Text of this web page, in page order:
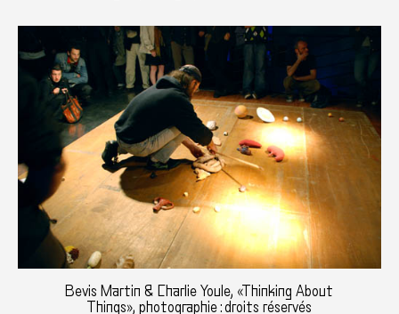
Bevis Martin & Charlie Youle, «Thinking About
Things», photographie : droits réservés